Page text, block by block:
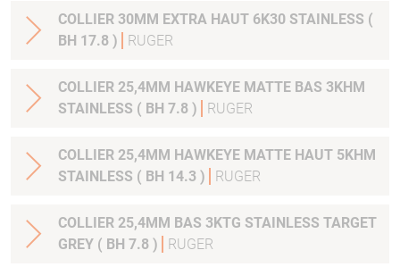
COLLIER 30MM EXTRA HAUT 6K30 STAINLESS (
BH 17.8 )
RUGER
COLLIER 25,4MM HAWKEYE MATTE BAS 3KHM
STAINLESS ( BH 7.8 )
RUGER
COLLIER 25,4MM HAWKEYE MATTE HAUT 5KHM
STAINLESS ( BH 14.3 )
RUGER
COLLIER 25,4MM BAS 3KTG STAINLESS TARGET
GREY ( BH 7.8 )
RUGER